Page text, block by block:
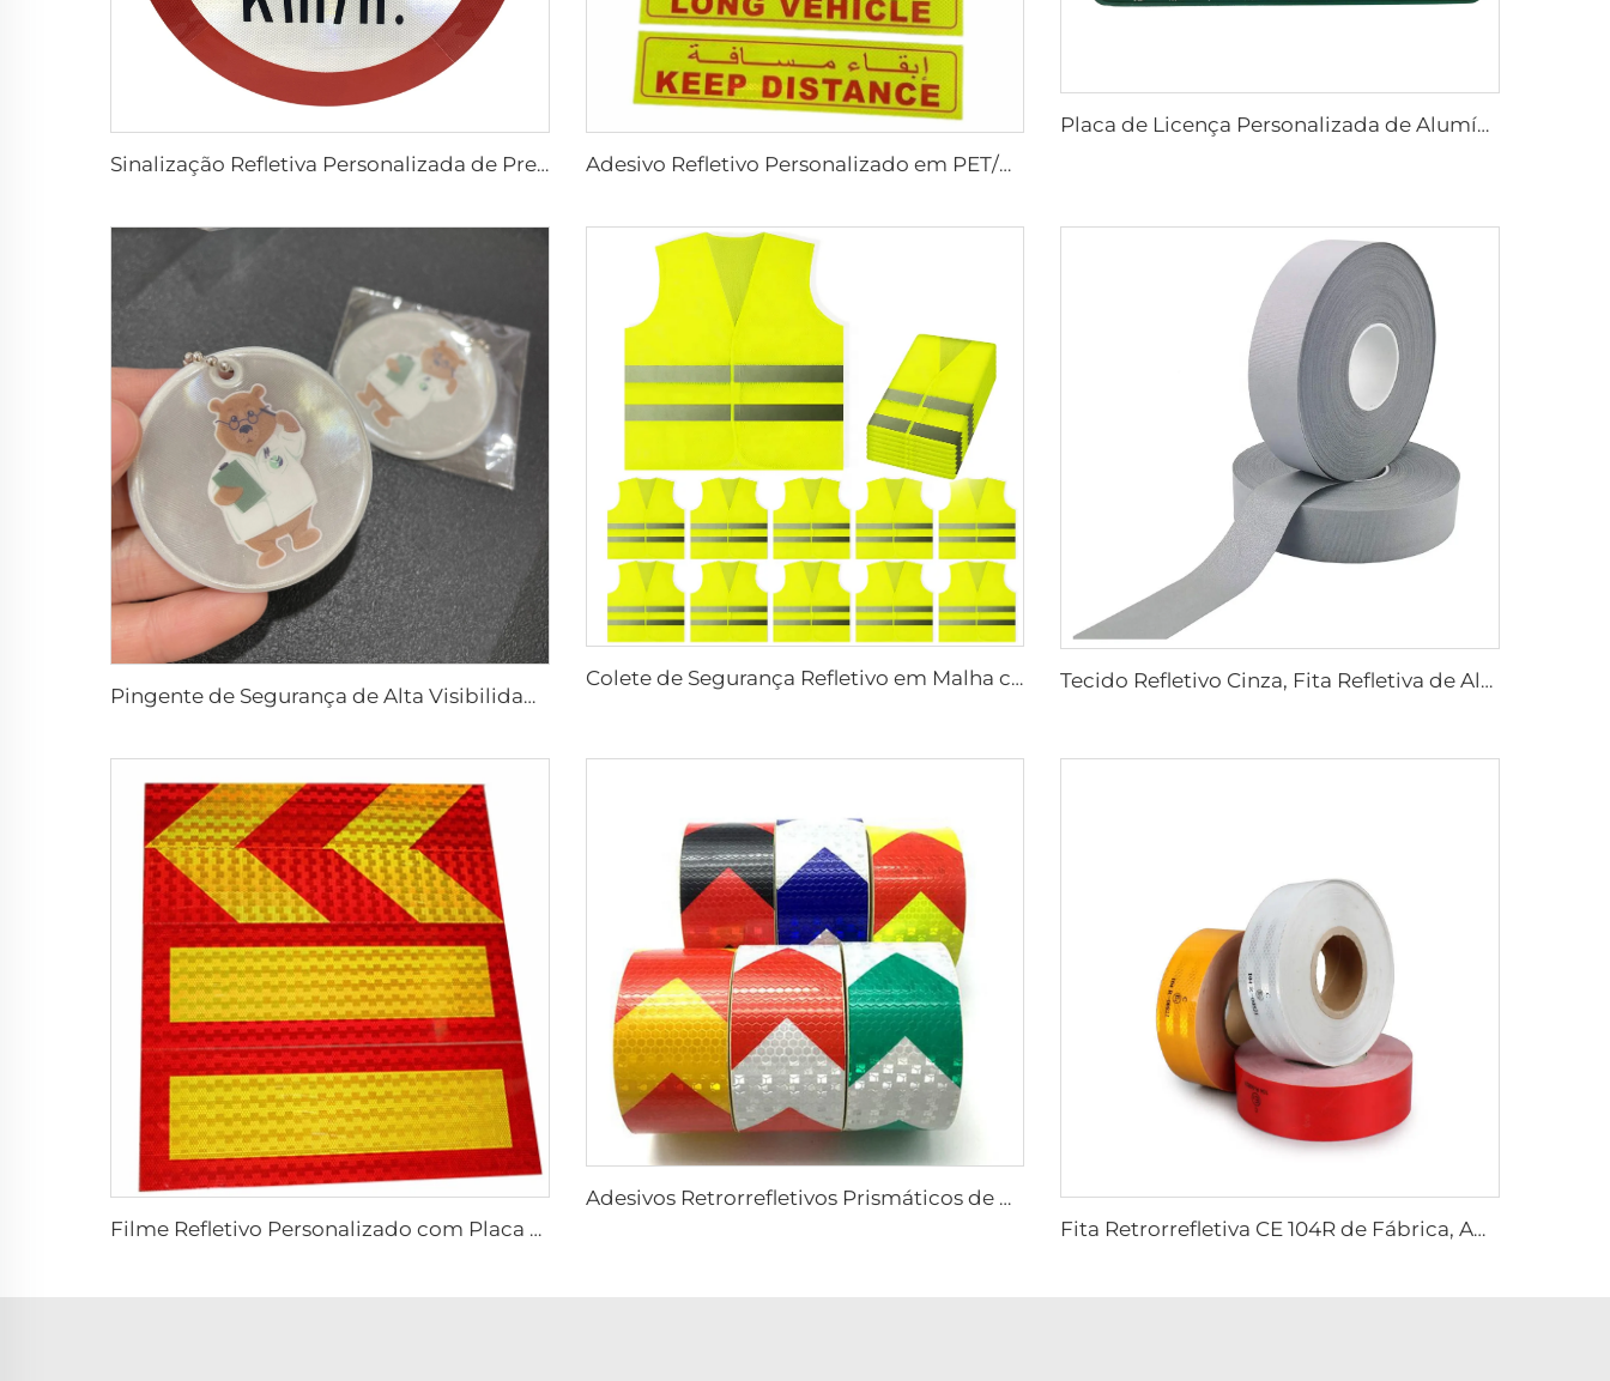
Sinalização Refletiva Personalizada de Preço Barato para Segurança no Trânsito Adesivo Refletivo Personalizado em PET/PVC com Letras Árabes, Longo para Veículo /Proibido Fumar/Mantenha Distância/Extintor de Incêndio/Perigo para ARÁBIA SAUDITA
Placa de Licença Personalizada de Alumínio para Carro
Pingente de Segurança de Alta Visibilidade Personalizado, Brinde Promocional com Fecho Refletivo, Etiqueta para Mala com Cordão Personalizado em PVC
Colete de Segurança Refletivo em Malha com Logo Personalizado, Jaqueta de Segurança com Zíper Refletivo para Construção Tecido Refletivo Cinza, Fita Refletiva de Alta Luminosidade para Costurar em Coletes e Jaquetas
Filme Refletivo Personalizado com Placa de Alumínio para Parte Traseira de Caminhão
Adesivos Retrorrefletivos Prismáticos de PVC com Preço Barato, Fita Refletiva para Caminhão
Fita Retrorrefletiva CE 104R de Fábrica, Adesivo para Caminhão